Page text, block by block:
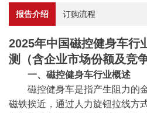
报告介绍 订购流程
2025年中国磁控健身车行
测（含企业市场份额及竞
一、磁控健身车行业概述
磁控健身车是指产生阻力的
磁铁挨近，通过人力旋钮拉线方